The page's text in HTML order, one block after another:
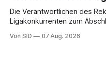
Die Verantwortlichen des
Ligakonkurrenten zum
Von SID 07 Aug. 2026